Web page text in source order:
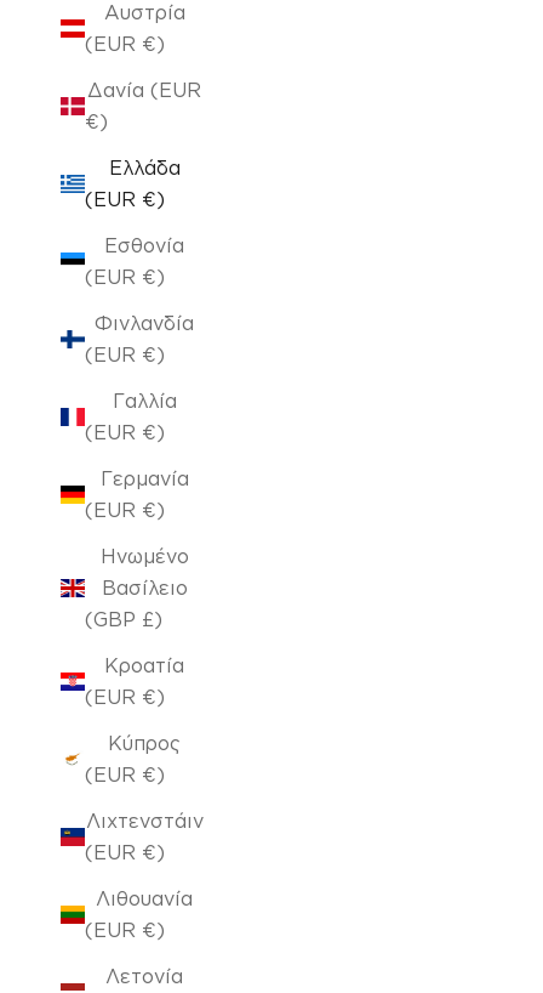
Αυστρία
(EUR €)
Δανία (EUR
€)
Ελλάδα
(EUR €)
Εσθονία
(EUR €)
Φινλανδία
(EUR €)
Γαλλία
(EUR €)
Γερμανία
(EUR €)
Ηνωμένο
Βασίλειο
(GBP £)
Κροατία
(EUR €)
Κύπρος
(EUR €)
Λιχτενστάιν
(EUR €)
Λιθουανία
(EUR €)
Λετονία